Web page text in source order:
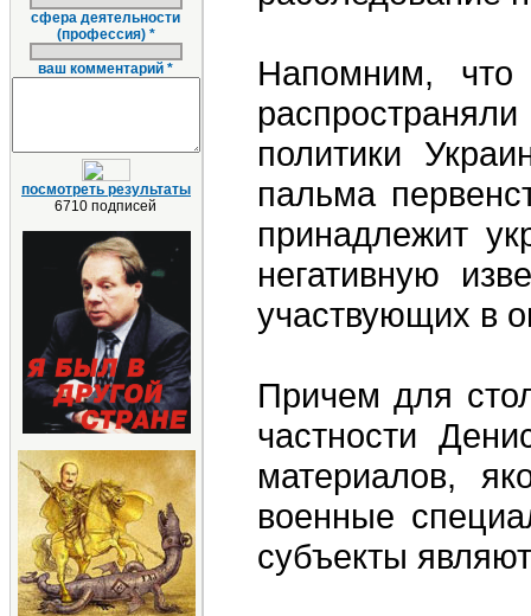
сфера деятельности
(профессия) *
ваш комментарий *
посмотреть результаты
6710 подписей
Напомним,
политики
пальма
принадлежит
негативную
участвующих в
Причем для
частности
материалов,
военные
субъекты